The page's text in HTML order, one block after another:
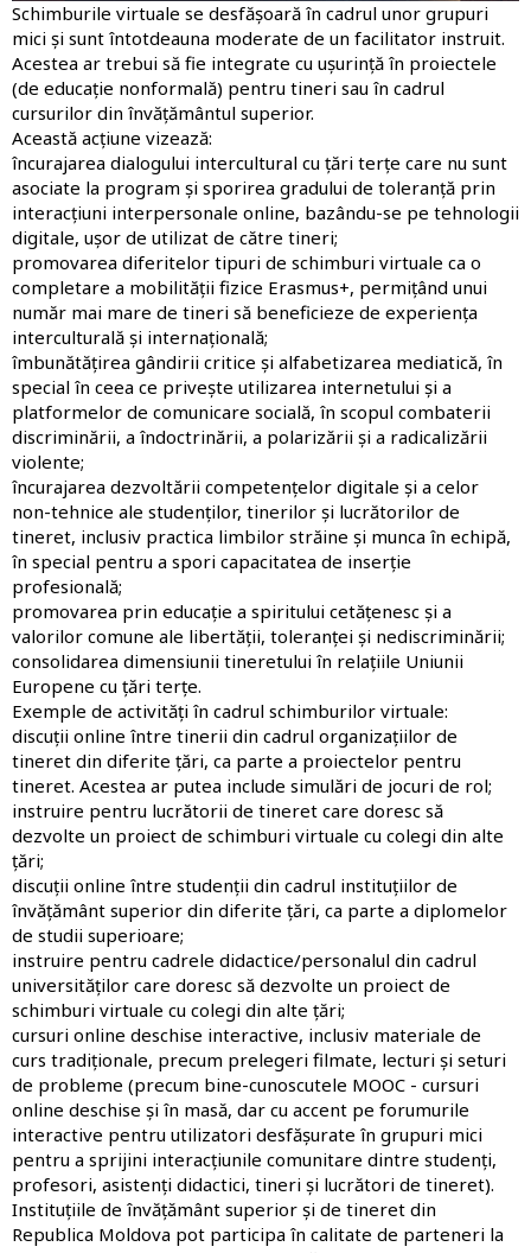
Schimburile virtuale se desfășoară în cadrul unor grupuri
mici și sunt întotdeauna moderate de un facilitator instruit.
Acestea ar trebui să fie integrate cu ușurință în proiectele
(de educație nonformală) pentru tineri sau în cadrul
cursurilor din învățământul superior.
Această acțiune vizează:
încurajarea dialogului intercultural cu țări terțe care nu sunt
asociate la program și sporirea gradului de toleranță prin
interacțiuni interpersonale online, bazându-se pe tehnologii
digitale, ușor de utilizat de către tineri;
promovarea diferitelor tipuri de schimburi virtuale ca o
completare a mobilității fizice Erasmus+, permițând unui
număr mai mare de tineri să beneficieze de experiența
interculturală și internațională;
îmbunătățirea gândirii critice și alfabetizarea mediatică, în
special în ceea ce privește utilizarea internetului și a
platformelor de comunicare socială, în scopul combaterii
discriminării, a îndoctrinării, a polarizării și a radicalizării
violente;
încurajarea dezvoltării competențelor digitale și a celor
non-tehnice ale studenților, tinerilor și lucrătorilor de
tineret, inclusiv practica limbilor străine și munca în echipă,
în special pentru a spori capacitatea de inserție
profesională;
promovarea prin educație a spiritului cetățenesc și a
valorilor comune ale libertății, toleranței și nediscriminării;
consolidarea dimensiunii tineretului în relațiile Uniunii
Europene cu țări terțe.
Exemple de activități în cadrul schimburilor virtuale:
discuții online între tinerii din cadrul organizațiilor de
tineret din diferite țări, ca parte a proiectelor pentru
tineret. Acestea ar putea include simulări de jocuri de rol;
instruire pentru lucrătorii de tineret care doresc să
dezvolte un proiect de schimburi virtuale cu colegi din alte
țări;
discuții online între studenții din cadrul instituțiilor de
învățământ superior din diferite țări, ca parte a diplomelor
de studii superioare;
instruire pentru cadrele didactice/personalul din cadrul
universităților care doresc să dezvolte un proiect de
schimburi virtuale cu colegi din alte țări;
cursuri online deschise interactive, inclusiv materiale de
curs tradiționale, precum prelegeri filmate, lecturi și seturi
de probleme (precum bine-cunoscutele MOOC - cursuri
online deschise și în masă, dar cu accent pe forumurile
interactive pentru utilizatori desfășurate în grupuri mici
pentru a sprijini interacțiunile comunitare dintre studenți,
profesori, asistenți didactici, tineri și lucrători de tineret).
Instituțiile de învățământ superior și de tineret din
Republica Moldova pot participa în calitate de parteneri la